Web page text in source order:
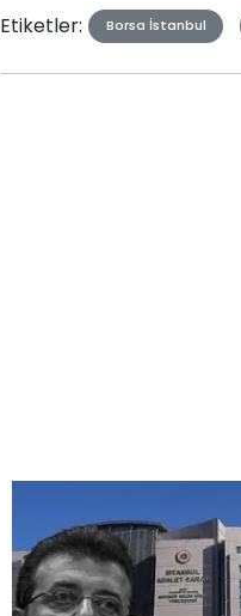
Etiketler: Borsa İstanbul